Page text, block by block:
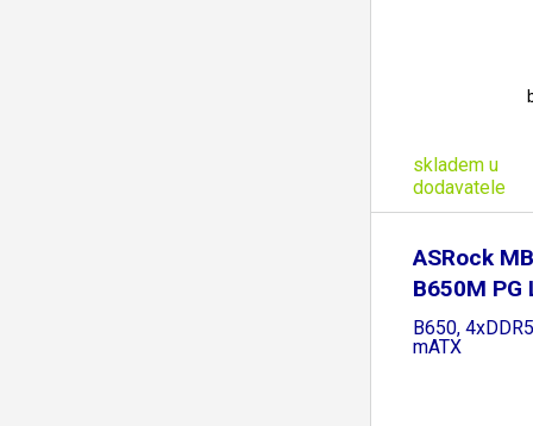
skladem u
dodavatele
ASRock
B650M PG
AMD
B650,
mATX